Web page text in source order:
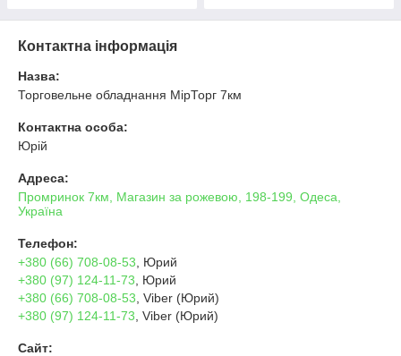
Контактна інформація
Назва:
Торговельне обладнання МірТорг 7км
Контактна особа:
Юрій
Адреса:
Промринок 7км, Магазин за рожевою, 198-199, Одеса,
Україна
Телефон:
+380 (66) 708-08-53 , Юрий
+380 (97) 124-11-73 , Юрий
+380 (66) 708-08-53 , Viber (Юрий)
+380 (97) 124-11-73 , Viber (Юрий)
Сайт: